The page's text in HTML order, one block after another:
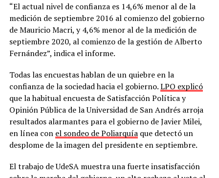
“El actual nivel de confianza es 14,6% menor al de la
medición de septiembre 2016 al comienzo del gobierno
de Mauricio Macri, y 4,6% menor al de la medición de
septiembre 2020, al comienzo de la gestión de Alberto
Fernández”, indica el informe.
Todas las encuestas hablan de un quiebre en la
confianza de la sociedad hacia el gobierno.LPO explicó
que la habitual encuesta de Satisfacción Política y
Opinión Pública de la Universidad de San Andrés arroja
resultados alarmantes para el gobierno de Javier Milei,
en línea con el sondeo de Poliarquíaque detectó un
desplome de la imagen del presidente en septiembre.
El trabajo de UdeSA muestra una fuerte insatisfacción